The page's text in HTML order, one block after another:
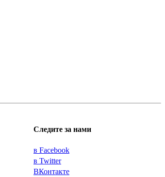
Следите за нами
в Facebook
в Twitter
ВКонтакте